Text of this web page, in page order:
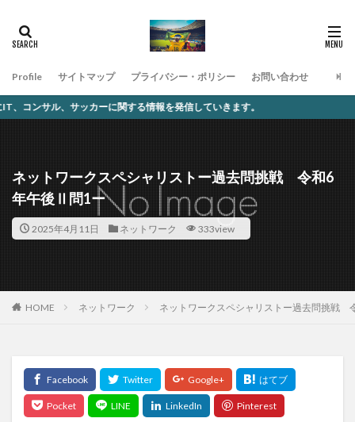
Profile サイトマップ プライバシー・ポリシー お問い合わせ
関する情報を発信していきます。
ネットワークスペシャリストー過去問挑戦 令和6
年午後Ⅱ問1ー
2025年4月11日 ネットワーク 333view
HOME ネットワーク ネットワークスペシャリストー過去問挑戦